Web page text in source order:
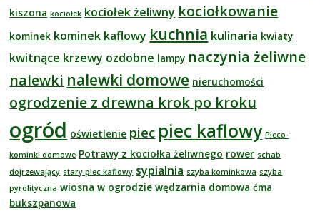
kiszona kociołek kociołek żeliwny kociołkowanie
kominek kominek kaflowy kuchnia kulinaria kwiaty
kwitnące krzewy ozdobne lampy naczynia żeliwne
nalewki nalewki domowe nieruchomości
ogrodzenie z drewna krok po kroku
ogród oświetlenie piec piec kaflowy Pieco-
kominki domowe Potrawy z kociołka żeliwnego rower schab
dojrzewający stary piec kaflowy sypialnia szyba kominkowa szyba
pyrolityczna wiosna w ogrodzie wędzarnia domowa ćma
bukszpanowa